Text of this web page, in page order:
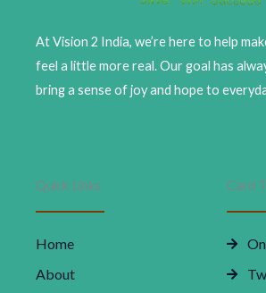
At Vision 2 India, we’re here to help
feel a little more real. Our goal has
bring a sense of joy and hope to
Quick Links
Home
About
Card